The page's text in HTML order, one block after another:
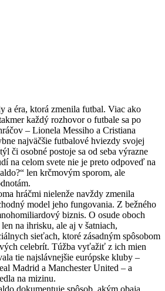
a éra, ktorá zmenila futbal. Viac ako
každý rozhovor o futbale sa po
– Lionela Messiho a Cristiana
najväčšie futbalové hviezdy svojej
či osobné postoje sa od seba výrazne
na celom svete nie je preto odpoveď na
len krčmovým sporom, ale
hráčmi nielenže navždy zmenila
model jeho fungovania. Z bežného
biznis. O osude oboch
na ihrisku, ale aj v šatniach,
sieťach, ktoré zásadným spôsobom
celebrít. Túžba vyťažiť z ich mien
tie najslávnejšie európske kluby –
Madrid a Manchester United – a
na mizinu.
dokumentuje spôsob, akým obaja